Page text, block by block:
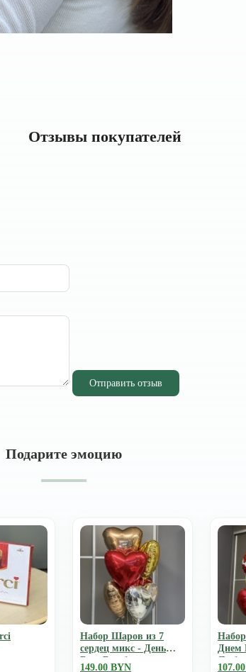
Отзывы покупателей
Отправить отзыв
Подарите эмоцию
Набор Шаров из 7
сердец микс - День
Всех Влюбленных
149.00 BYN
Днем
Люблю